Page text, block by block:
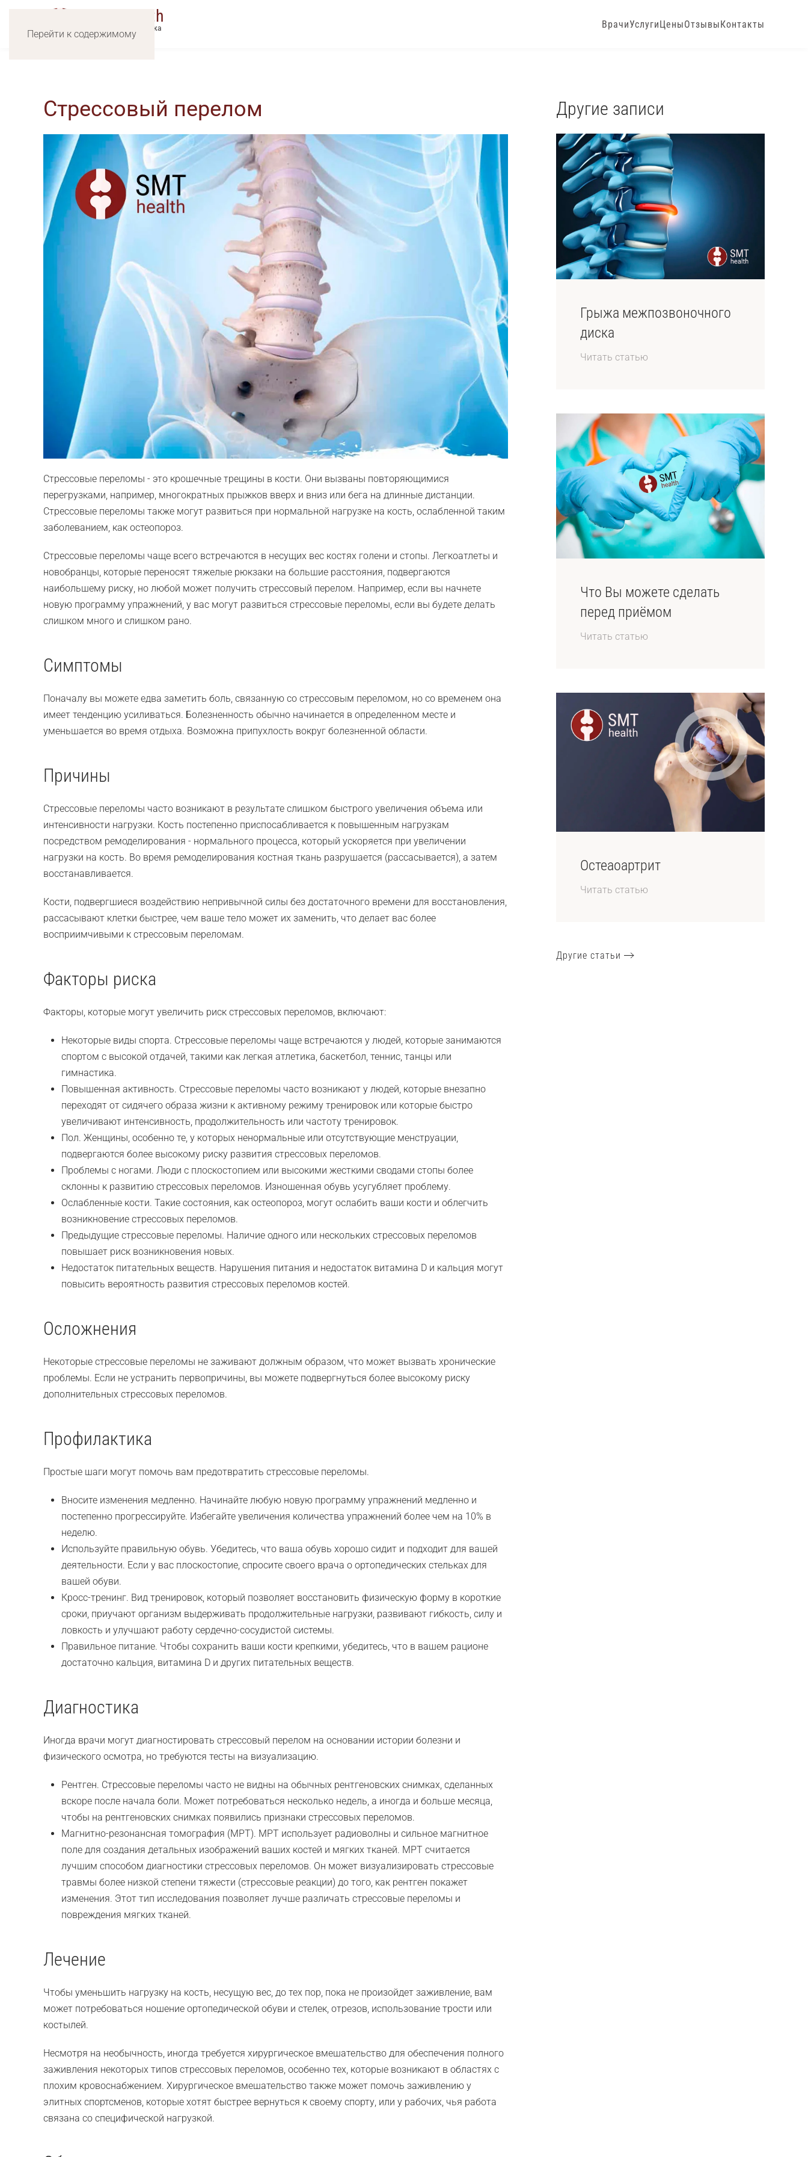
Перейти к содержимому
Health
лечение позвоночника
и суставов
ВрачиУслугиЦеныОтзывыКонтакты
Стрессовый перелом
Стрессовые переломы - это крошечные трещины в кости. Они вызваны повторяющимися
перегрузками, например, многократных прыжков вверх и вниз или бега на длинные дистанции.
Стрессовые переломы также могут развиться при нормальной нагрузке на кость, ослабленной таким
заболеванием, как остеопороз.
Стрессовые переломы чаще всего встречаются в несущих вес костях голени и стопы. Легкоатлеты и
новобранцы, которые переносят тяжелые рюкзаки на большие расстояния, подвергаются
наибольшему риску, но любой может получить стрессовый перелом. Например, если вы начнете
новую программу упражнений, у вас могут развиться стрессовые переломы, если вы будете делать
слишком много и слишком рано.
Симптомы
Поначалу вы можете едва заметить боль, связанную со стрессовым переломом, но со временем она
имеет тенденцию усиливаться. Болезненность обычно начинается в определенном месте и
уменьшается во время отдыха. Возможна припухлость вокруг болезненной области.
Причины
Стрессовые переломы часто возникают в результате слишком быстрого увеличения объема или
интенсивности нагрузки. Кость постепенно приспосабливается к повышенным нагрузкам
посредством ремоделирования - нормального процесса, который ускоряется при увеличении
нагрузки на кость. Во время ремоделирования костная ткань разрушается (рассасывается), а затем
восстанавливается.
Кости, подвергшиеся воздействию непривычной силы без достаточного времени для восстановления,
рассасывают клетки быстрее, чем ваше тело может их заменить, что делает вас более
восприимчивыми к стрессовым переломам.
Факторы риска
Факторы, которые могут увеличить риск стрессовых переломов, включают:
Некоторые виды спорта. Стрессовые переломы чаще встречаются у людей, которые занимаются
спортом с высокой отдачей, такими как легкая атлетика, баскетбол, теннис, танцы или
гимнастика.
Повышенная активность. Стрессовые переломы часто возникают у людей, которые внезапно
переходят от сидячего образа жизни к активному режиму тренировок или которые быстро
увеличивают интенсивность, продолжительность или частоту тренировок.
Пол. Женщины, особенно те, у которых ненормальные или отсутствующие менструации,
подвергаются более высокому риску развития стрессовых переломов.
Проблемы с ногами. Люди с плоскостопием или высокими жесткими сводами стопы более
склонны к развитию стрессовых переломов. Изношенная обувь усугубляет проблему.
Ослабленные кости. Такие состояния, как остеопороз, могут ослабить ваши кости и облегчить
возникновение стрессовых переломов.
Предыдущие стрессовые переломы. Наличие одного или нескольких стрессовых переломов
повышает риск возникновения новых.
Недостаток питательных веществ. Нарушения питания и недостаток витамина D и кальция могут
повысить вероятность развития стрессовых переломов костей.
Осложнения
Некоторые стрессовые переломы не заживают должным образом, что может вызвать хронические
проблемы. Если не устранить первопричины, вы можете подвергнуться более высокому риску
дополнительных стрессовых переломов.
Профилактика
Простые шаги могут помочь вам предотвратить стрессовые переломы.
Вносите изменения медленно. Начинайте любую новую программу упражнений медленно и
постепенно прогрессируйте. Избегайте увеличения количества упражнений более чем на 10% в
неделю.
Используйте правильную обувь. Убедитесь, что ваша обувь хорошо сидит и подходит для вашей
деятельности. Если у вас плоскостопие, спросите своего врача о ортопедических стельках для
вашей обуви.
Кросс-тренинг. Вид тренировок, который позволяет восстановить физическую форму в короткие
сроки, приучают организм выдерживать продолжительные нагрузки, развивают гибкость, силу и
ловкость и улучшают работу сердечно-сосудистой системы.
Правильное питание. Чтобы сохранить ваши кости крепкими, убедитесь, что в вашем рационе
достаточно кальция, витамина D и других питательных веществ.
Диагностика
Иногда врачи могут диагностировать стрессовый перелом на основании истории болезни и
физического осмотра, но требуются тесты на визуализацию.
Рентген. Стрессовые переломы часто не видны на обычных рентгеновских снимках, сделанных
вскоре после начала боли. Может потребоваться несколько недель, а иногда и больше месяца,
чтобы на рентгеновских снимках появились признаки стрессовых переломов.
Магнитно-резонансная томография (МРТ). МРТ использует радиоволны и сильное магнитное
поле для создания детальных изображений ваших костей и мягких тканей. МРТ считается
лучшим способом диагностики стрессовых переломов. Он может визуализировать стрессовые
травмы более низкой степени тяжести (стрессовые реакции) до того, как рентген покажет
изменения. Этот тип исследования позволяет лучше различать стрессовые переломы и
повреждения мягких тканей.
Лечение
Чтобы уменьшить нагрузку на кость, несущую вес, до тех пор, пока не произойдет заживление, вам
может потребоваться ношение ортопедической обуви и стелек, отрезов, использование трости или
костылей.
Несмотря на необычность, иногда требуется хирургическое вмешательство для обеспечения полного
заживления некоторых типов стрессовых переломов, особенно тех, которые возникают в областях с
плохим кровоснабжением. Хирургическое вмешательство также может помочь заживлению у
элитных спортсменов, которые хотят быстрее вернуться к своему спорту, или у рабочих, чья работа
связана со специфической нагрузкой.
Другие записи
Грыжа межпозвоночного
диска
Читать статью
Что Вы можете сделать
перед приёмом
Читать статью
Остеаоартрит
Читать статью
Другие статьи